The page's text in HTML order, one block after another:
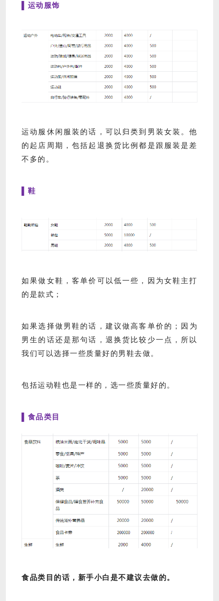
▌运动服饰
运动服休闲服装的话，可以归类到男装女装。他
的起店周期，包括起退换货比例都是跟服装是差
不多的。
▌鞋
如果做女鞋，客单价可以低一些，因为女鞋主打
的是款式；
如果选择做男鞋的话，建议做高客单价的；因为
男生的话还是那句话，退换货比较少一点，所以
我们可以选择一些质量好的男鞋去做。
包括运动鞋也是一样的，选一些质量好的。
▌食品类目
食品类目的话，新手小白是不建议去做的。